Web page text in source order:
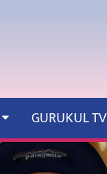
GURUKUL TV